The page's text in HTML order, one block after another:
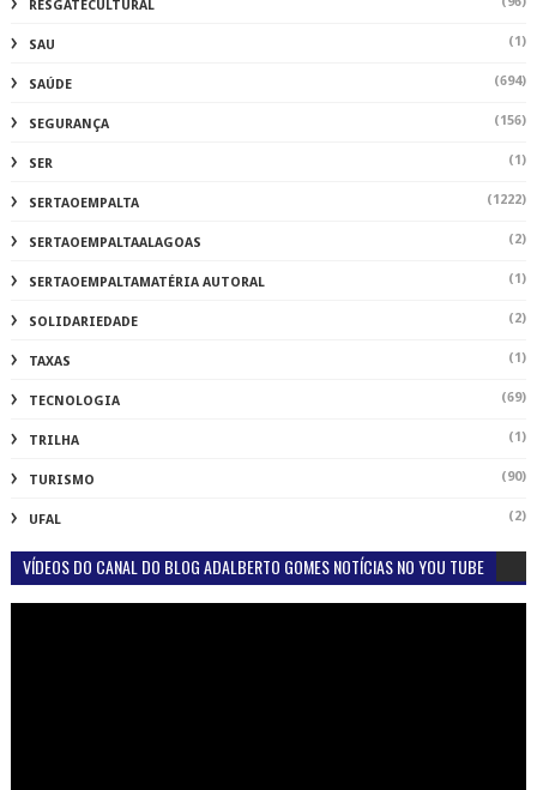
RESGATECULTURAL
SAU (1)
SAÚDE (694)
SEGURANÇA (156)
SER (1)
SERTAOEMPALTA (1222)
SERTAOEMPALTAALAGOAS (2)
SERTAOEMPALTAMATÉRIA AUTORAL (1)
SOLIDARIEDADE (2)
TAXAS (1)
TECNOLOGIA (69)
TRILHA (1)
TURISMO (90)
UFAL (2)
VÍDEOS DO CANAL DO BLOG ADALBERTO GOMES NOTÍCIAS NO YOU TUBE